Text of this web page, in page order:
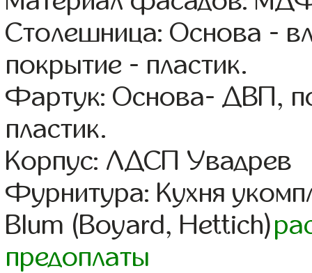
Столешница: Основа -
покрытие - пластик.
Фартук: Основа- ДВП,
пластик.
Корпус: ЛДСП Увадрев
Фурнитура: Кухня
Blum (Boyard, Hettich)
предоплаты